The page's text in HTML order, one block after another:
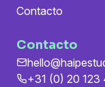
Contacto
Contacto
+31 (0) 20 123